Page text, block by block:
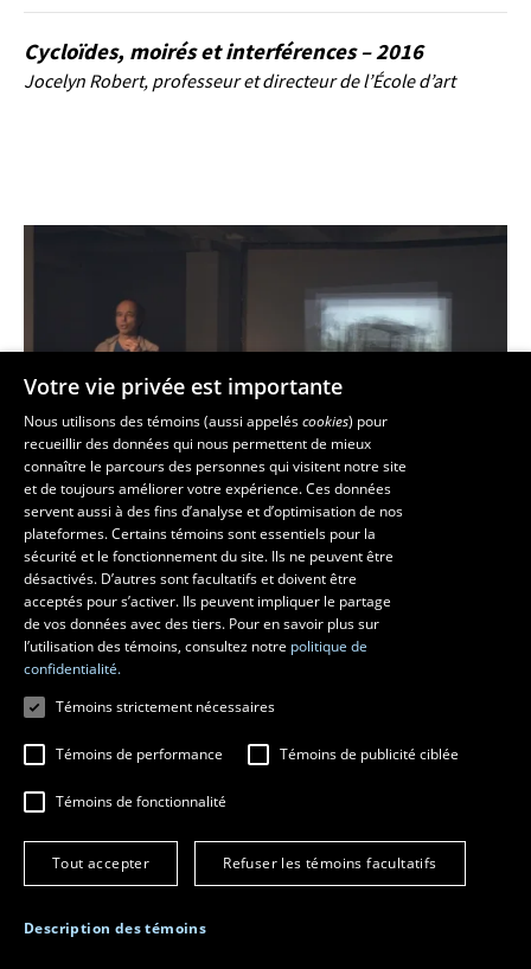
Cycloïdes, moirés et interférences – 2016
Jocelyn Robert, professeur et directeur de l’École d’art
Conférence dans le contexte de l’exposition
Musique de char / Toujours plus à l’ouest
avril 2016
Votre vie privée est importante
Nous utilisons des témoins (aussi appeléscookies) pour
recueillir des données qui nous permettent de mieux
connaître le parcours des personnes qui visitent notre site
et de toujours améliorer votre expérience. Ces données
servent aussi à des fins d’analyse et d’optimisation de nos
plateformes. Certains témoins sont essentiels pour la
sécurité et le fonctionnement du site. Ils ne peuvent être
désactivés. D’autres sont facultatifs et doivent être
acceptés pour s’activer. Ils peuvent impliquer le partage
de vos données avec des tiers. Pour en savoir plus sur
l’utilisation des témoins, consultez notre politique de
confidentialité.
Témoins strictement nécessaires
Témoins de performance Témoins de publicité ciblée
Témoins de fonctionnalité
Tout accepter Refuser les témoins facultatifs
Description des témoins